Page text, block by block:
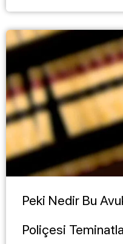
Peki Nedir Bu
Poliçesi